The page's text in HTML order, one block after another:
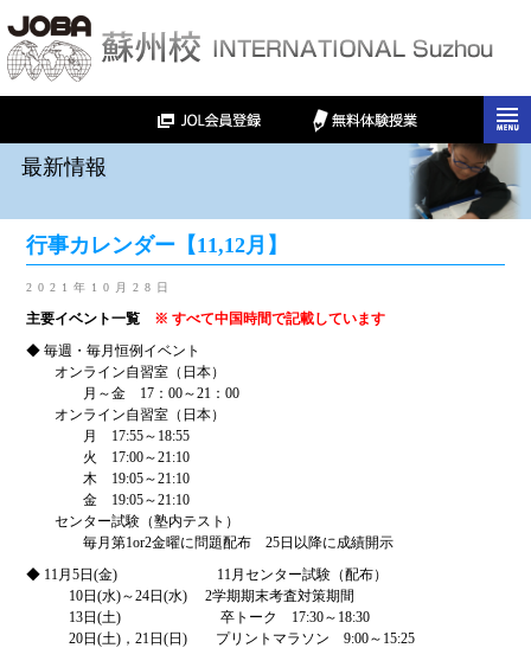
最新情報
行事カレンダー【11,12月】
2021年10月28日
主要イベント一覧 ※ すべて中国時間で記載しています
◆ 毎週・毎月恒例イベント
オンライン自習室（日本）
月～金 17：00～21：00
オンライン自習室（日本）
月 17:55～18:55
火 17:00～21:10
木 19:05～21:10
金 19:05～21:10
センター試験（塾内テスト）
毎月第1or2金曜に問題配布 25日以降に成績開示
◆ 11月5日(金) 11月センター試験（配布）
10日(水)～24日(水) 2学期期末考査対策期間
13日(土) 卒トーク 17:30～18:30
20日(土)，21日(日) プリントマラソン 9:00～15:25